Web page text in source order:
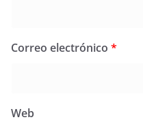
Correo electrónico *
Web